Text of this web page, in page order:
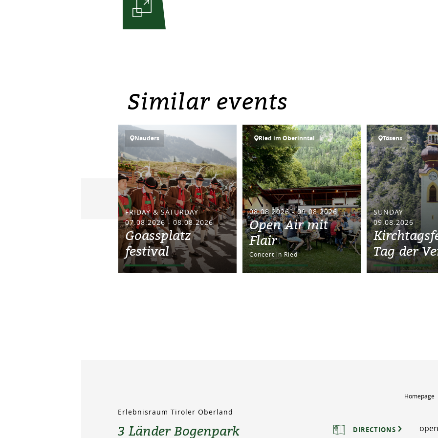
Similar events
Nauders
FRIDAY & SATURDAY
07.08.2026 - 08.08.2026
Goassplatz
festival
Ried im Oberinntal
08.08.2026 - 09.08.2026
Open Air mit
Flair
Concert in Ried
Tösens
SUNDAY
09.08.2026
Tag der
Homepage
Erlebnisraum Tiroler Oberland
3 Länder Bogenpark DIRECTIONS